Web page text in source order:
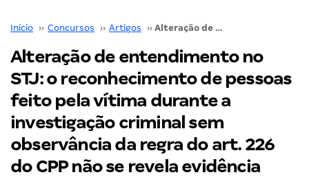
Início ›› Concursos ›› Artigos ›› Alteração de entendimento no STJ: o reconhecimento de pessoas feito pela vítima durante a investigação criminal sem observância da regra do art. 226 do CPP não se revela evidência segura da autoria delitiva.
Alteração de entendimento no
STJ: o reconhecimento de pessoas
feito pela vítima durante a
investigação criminal sem
observância da regra do art. 226
do CPP não se revela evidência